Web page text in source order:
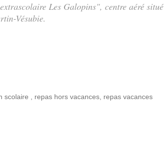
Les Galopins", centre aéré situé
Vésubie.
scolaire repas hors vacances repas vacances